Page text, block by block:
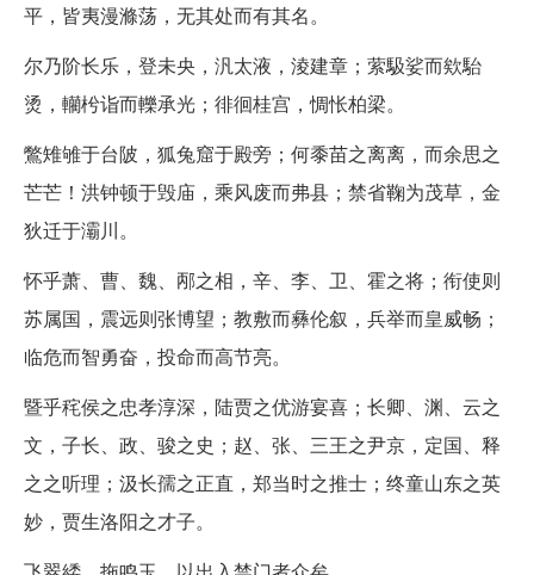
平，皆夷漫滌荡，无其处而有其名。
尔乃阶长乐，登未央，汎太液，淩建章；萦馺娑而欸駘
烫，轥枍诣而轢承光；徘徊桂宫，惆怅柏梁。
鷩雉雊于台陂，狐兔窟于殿旁；何黍苗之离离，而余思之
芒芒！洪钟顿于毁庙，乘风废而弗县；禁省鞠为茂草，金
狄迁于灞川。
怀乎萧、曹、魏、邴之相，辛、李、卫、霍之将；衔使则
苏属国，震远则张博望；教敷而彝伦叙，兵举而皇威畅；
临危而智勇奋，投命而高节亮。
暨乎秺侯之忠孝淳深，陆贾之优游宴喜；长卿、渊、云之
文，子长、政、骏之史；赵、张、三王之尹京，定国、释
之之听理；汲长孺之正直，郑当时之推士；终童山东之英
妙，贾生洛阳之才子。